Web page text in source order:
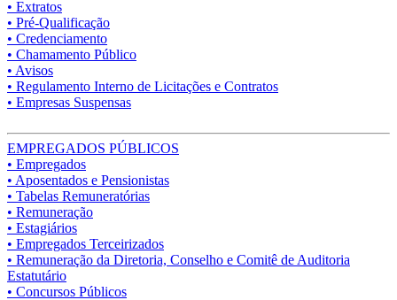
• Extratos
• Pré-Qualificação
• Credenciamento
• Chamamento Público
• Avisos
• Regulamento Interno de Licitações e Contratos
• Empresas Suspensas
EMPREGADOS PÚBLICOS
• Empregados
• Aposentados e Pensionistas
• Tabelas Remuneratórias
• Remuneração
• Estagiários
• Empregados Terceirizados
• Remuneração da Diretoria, Conselho e Comitê de Auditoria
Estatutário
• Concursos Públicos